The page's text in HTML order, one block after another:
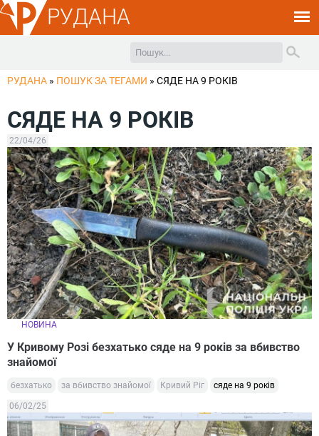
РУДАНА
РУДАНА » ПОШУК ЗА ТЕГАМИ » СЯДЕ НА 9 РОКІВ
СЯДЕ НА 9 РОКІВ
22/04/26
НОВИНА
У Кривому Розі безхатько сяде на 9 років за вбивство
знайомої
безхатько за вбивство знайомої Кривий Ріг сяде на 9 років
06/02/25